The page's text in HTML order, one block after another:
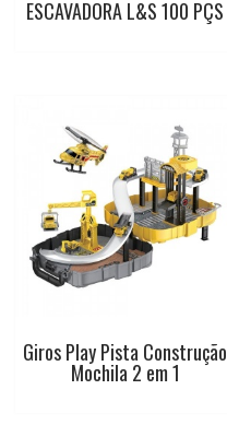
ESCAVADORA L&S 100 PÇS
Giros Play Pista Construção
Mochila 2 em 1